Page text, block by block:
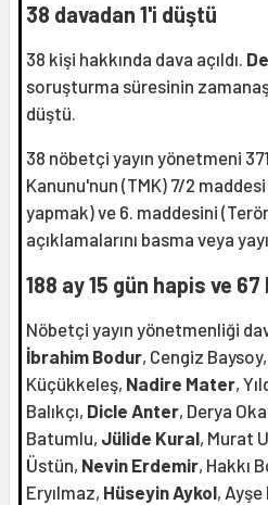
38 davadan 1'i düştü
38 kişi hakkında dava açıldı.
soruşturma süresinin
düştü.
38 nöbetçi yayın yönetmeni
Kanunu'nun (TMK) 7/2
yapmak) ve 6. maddesini
açıklamalarını basma veya
188 ay 15 gün hapis ve
Nöbetçi yayın yönetmenliği
İbrahim Bodur, Cengiz Baysoy,
Küçükkeleş, Nadire Mater,
Balıkçı, Dicle Anter, Derya
Batumlu, Jülide Kural, Murat
Üstün, Nevin Erdemir, Hakkı
Eryılmaz, Hüseyin Aykol,